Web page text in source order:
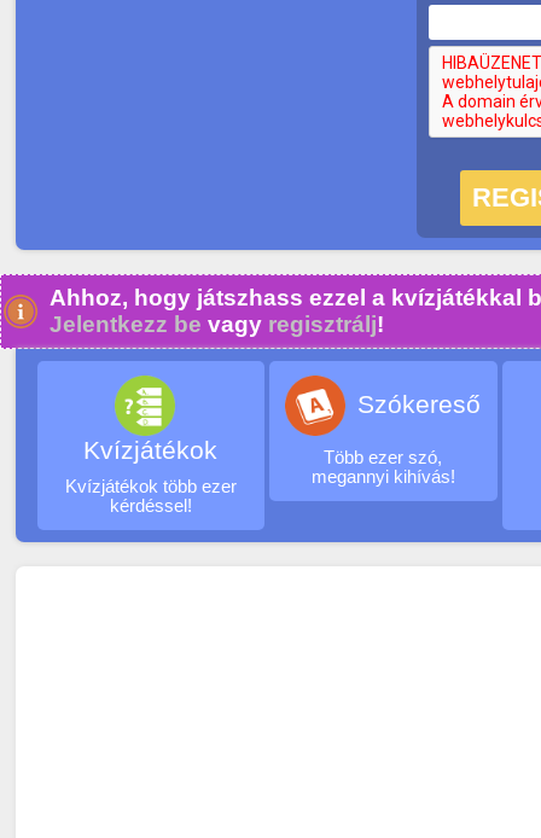
Ahhoz, hogy játszhass ezzel a kvízjátékkal
Jelentkezz be vagy regisztrálj!
Kvízjátékok
Kvízjátékok több ezer
kérdéssel!
Szókereső
Több ezer szó,
megannyi kihívás!